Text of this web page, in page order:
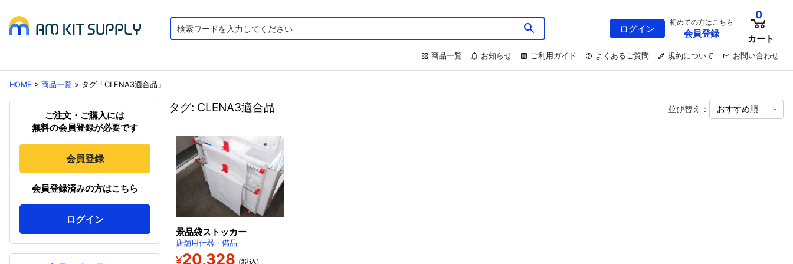
ログイン
初めての方はこちら
会員登録
0
カート
商品一覧 お知らせ ご利用ガイド よくあるご質問 規約について お問い合わせ
HOME > 商品一覧 > タグ「CLENA3適合品」
ご注文・ご購入には
無料の会員登録が必要です
会員登録
会員登録済みの方はこちら
ログイン
タグ: CLENA3適合品 並び替え：
景品袋ストッカー
店舗用什器・備品
¥20,328 (税込)